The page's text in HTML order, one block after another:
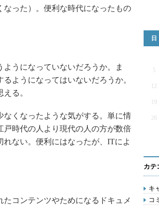
った）。便利な時代になったもの
うになっていないだろうか。ま
ようになってはいないだろうか。
る。
くなったような気がする。単に情
時代の人より現代の人の方が数倍
ない。便利にはなったが、ITによ
コンテンツやためになるドキュメ
日
5
12
19
26
カテ
キ
コ